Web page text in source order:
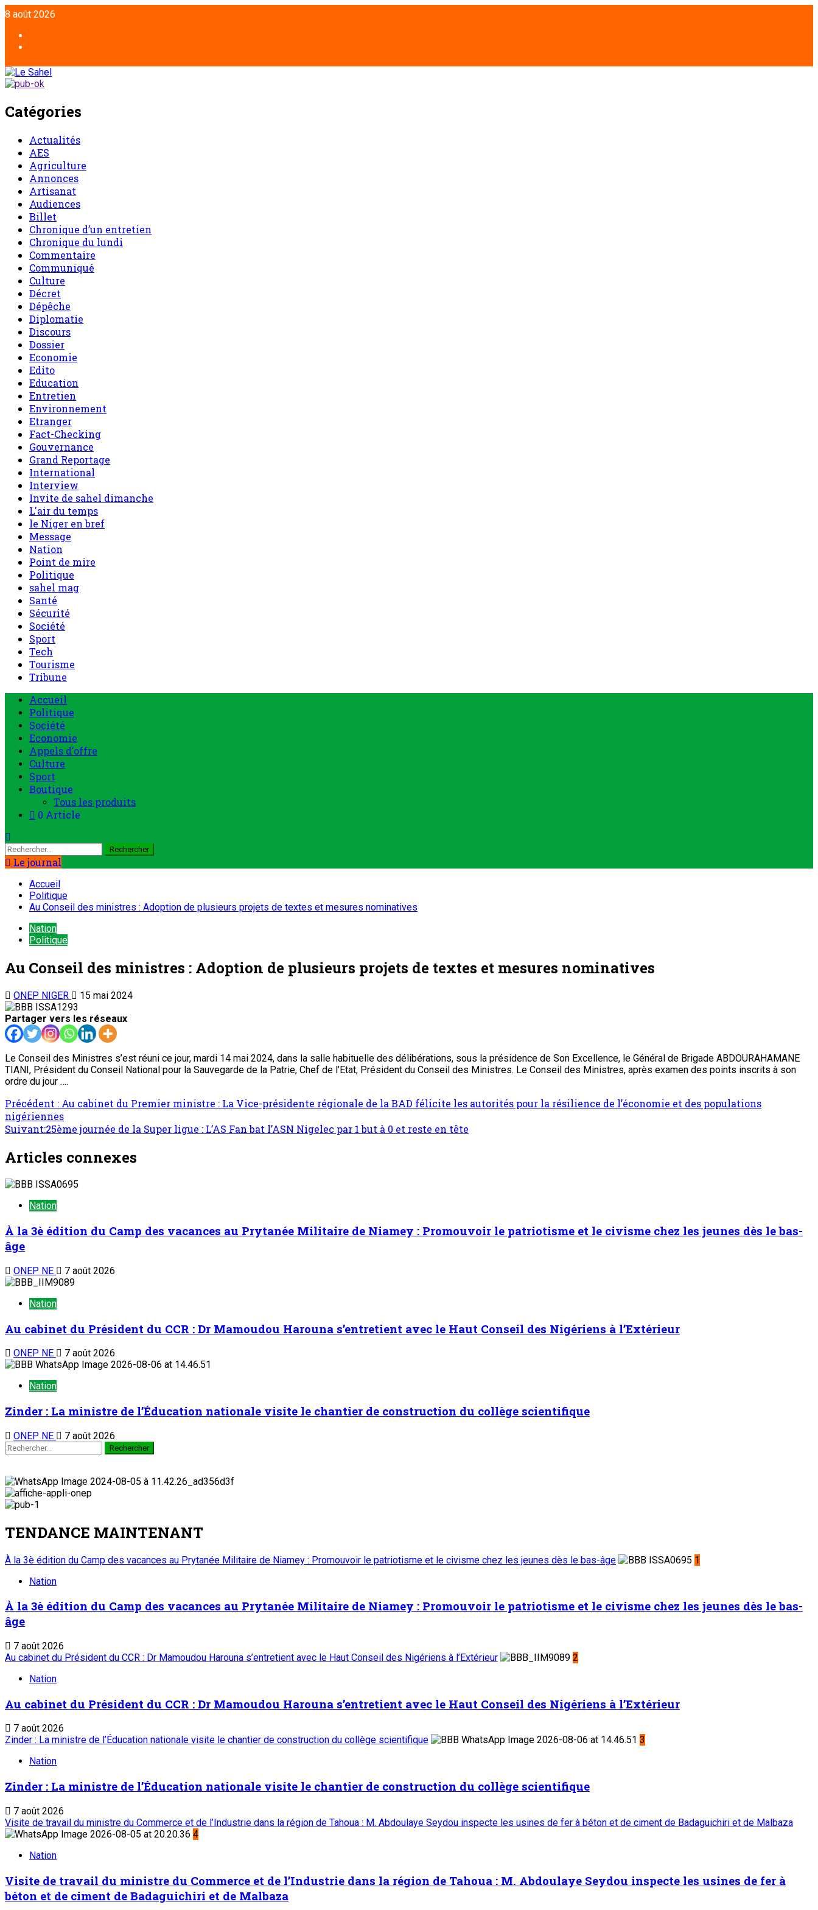
8 août 2026
Catégories
Actualités
AES
Agriculture
Annonces
Artisanat
Audiences
Billet
Chronique d’un entretien
Chronique du lundi
Commentaire
Communiqué
Culture
Décret
Dépêche
Diplomatie
Discours
Dossier
Economie
Edito
Education
Entretien
Environnement
Etranger
Fact-Checking
Gouvernance
Grand Reportage
International
Interview
Invite de sahel dimanche
L'air du temps
le Niger en bref
Message
Nation
Point de mire
Politique
sahel mag
Santé
Sécurité
Société
Sport
Tech
Tourisme
Tribune
Accueil
Politique
Société
Economie
Appels d’offre
Culture
Sport
Boutique
Tous les produits
0 Article
Le journal
Accueil
Politique
Au Conseil des ministres : Adoption de plusieurs projets de textes et mesures nominatives
Nation
Politique
Au Conseil des ministres : Adoption de plusieurs projets de textes et mesures nominatives
ONEP NIGER
15 mai 2024
Partager vers les réseaux
Le Conseil des Ministres s’est réuni ce jour, mardi 14 mai 2024, dans la salle habituelle des délibérations, sous la présidence de Son Excellence, le Général de Brigade ABDOURAHAMANE
TIANI, Président du Conseil National pour la Sauvegarde de la Patrie, Chef de l’Etat, Président du Conseil des Ministres. Le Conseil des Ministres, après examen des points inscrits à son
ordre du jour ….
Précédent : Au cabinet du Premier ministre : La Vice-présidente régionale de la BAD félicite les autorités pour la résilience de l’économie et des populations
nigériennes
Suivant:25ème journée de la Super ligue : L’AS Fan bat l’ASN Nigelec par 1 but à 0 et reste en tête
Articles connexes
Nation
À la 3è édition du Camp des vacances au Prytanée Militaire de Niamey : Promouvoir le patriotisme et le civisme chez les jeunes dès le bas-
âge
ONEP NE 7 août 2026
Nation
Au cabinet du Président du CCR : Dr Mamoudou Harouna s’entretient avec le Haut Conseil des Nigériens à l’Extérieur
ONEP NE 7 août 2026
Nation
Zinder : La ministre de l’Éducation nationale visite le chantier de construction du collège scientifique
ONEP NE 7 août 2026
TENDANCE MAINTENANT
À la 3è édition du Camp des vacances au Prytanée Militaire de Niamey : Promouvoir le patriotisme et le civisme chez les jeunes dès le bas-âge
1
Nation
À la 3è édition du Camp des vacances au Prytanée Militaire de Niamey : Promouvoir le patriotisme et le civisme chez les jeunes dès le bas-
âge
7 août 2026
Au cabinet du Président du CCR : Dr Mamoudou Harouna s’entretient avec le Haut Conseil des Nigériens à l’Extérieur
2
Nation
Au cabinet du Président du CCR : Dr Mamoudou Harouna s’entretient avec le Haut Conseil des Nigériens à l’Extérieur
7 août 2026
Zinder : La ministre de l’Éducation nationale visite le chantier de construction du collège scientifique
3
Nation
Zinder : La ministre de l’Éducation nationale visite le chantier de construction du collège scientifique
7 août 2026
Visite de travail du ministre du Commerce et de l’Industrie dans la région de Tahoua : M. Abdoulaye Seydou inspecte les usines de fer à béton et de ciment de Badaguichiri et de Malbaza
4
Nation
Visite de travail du ministre du Commerce et de l’Industrie dans la région de Tahoua : M. Abdoulaye Seydou inspecte les usines de fer à
béton et de ciment de Badaguichiri et de Malbaza